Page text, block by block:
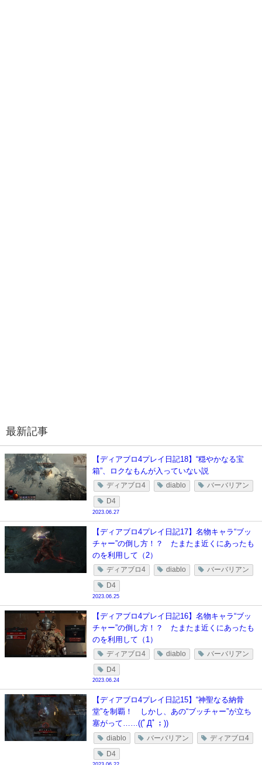
最新記事
【ディアブロ4プレイ日記18】“穏やかなる宝
箱”、ロクなもんが入っていない説
ディアブロ4 diablo バーバリアン
D4
2023.06.27
【ディアブロ4プレイ日記17】名物キャラ“ブッ
チャー”の倒し方！？ たまたま近くにあったも
のを利用して（2）
ディアブロ4 diablo バーバリアン
D4
2023.06.25
【ディアブロ4プレイ日記16】名物キャラ“ブッ
チャー”の倒し方！？ たまたま近くにあったも
のを利用して（1）
ディアブロ4 diablo バーバリアン
D4
2023.06.24
【ディアブロ4プレイ日記15】“神聖なる納骨
堂”を制覇！ しかし、あの“ブッチャー”が立ち
塞がって……((ﾟДﾟ；))
diablo バーバリアン ディアブロ4
D4